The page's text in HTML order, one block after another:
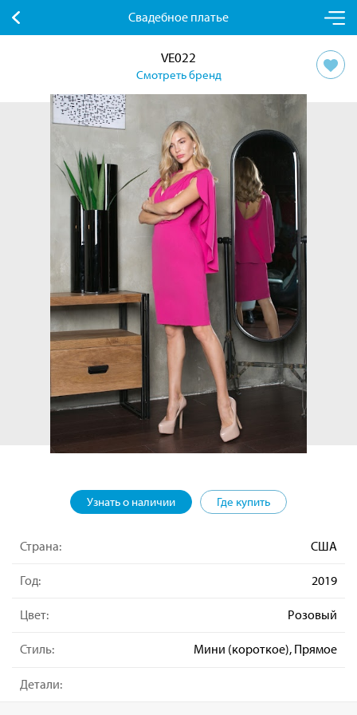
Свадебное платье
VE022
Смотреть бренд
Узнать о наличии Где купить
Страна: США
Год: 2019
Цвет: Розовый
Стиль: Мини (короткое), Прямое
Детали: